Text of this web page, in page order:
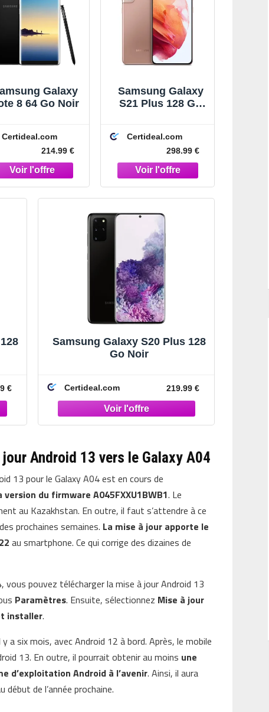
Galaxy
8 64 Go Noir
Certideal.com
214.99 €
Samsung Galaxy
S21 Plus 128 Go
Certideal.com
298.99 €
€
Samsung Galaxy S20 Plus 128
Go Noir
Certideal.com 219.99 €
Android 13 vers le Galaxy A04
13 pour le Galaxy A04 est en cours de
du firmware A045FXXU1BWB1. Le
au Kazakhstan. En outre, il faut s’attendre à ce
prochaines semaines. La mise à jour apporte le
au smartphone. Ce qui corrige des dizaines de
pouvez télécharger la mise à jour Android 13
Paramètres. Ensuite, sélectionnez Mise à jour
installer.
a six mois, avec Android 12 à bord. Après, le mobile
13. En outre, il pourrait obtenir au moins une
d’exploitation Android à l’avenir. Ainsi, il aura
de l’année prochaine.